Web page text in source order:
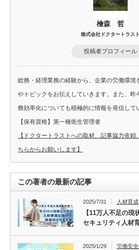
檜森 哲
株式会社ドクタートラスト
投稿者プロフィール
総務・経理業務の経験から、企業の労働環境
やトピックをお伝えしていきます。また、昨
務効率化についても積極的に情報を発信して
【保有資格】第一種衛生管理者
【ドクタートラストへの取材、記事協力依
ちらからお願いします】
この著者の最新の記事
2025/7/31 人材育成
【11万人不足の現
セキュリティ人材
2025/1/29 労働安